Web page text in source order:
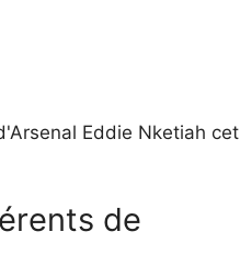
Eddie Nketiah cet
de